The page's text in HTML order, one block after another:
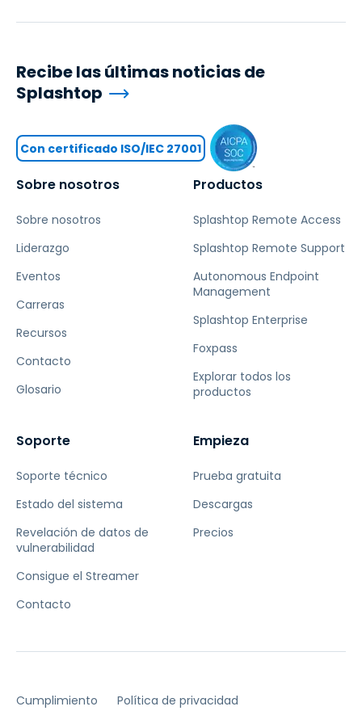
Sobre nosotros
Sobre nosotros
Liderazgo
Eventos
Carreras
Recursos
Contacto
Glosario
Productos
Splashtop Remote Access
Splashtop Remote Support
Autonomous Endpoint
Management
Splashtop Enterprise
Foxpass
Explorar todos los
productos
Soporte
Soporte técnico
Estado del sistema
Revelación de datos de
vulnerabilidad
Consigue el Streamer
Contacto
Empieza
Prueba gratuita
Descargas
Precios
Recibe las últimas noticias de
Splashtop
Con certificado ISO/IEC 27001
Cumplimiento Política de privacidad